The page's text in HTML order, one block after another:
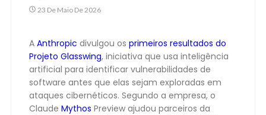
23 De Maio De 2026
A Anthropic divulgou os primeiros resultados do
Projeto Glasswing, iniciativa que usa inteligência
artificial para identificar vulnerabilidades de
software antes que elas sejam exploradas em
ataques cibernéticos. Segundo a empresa, o
Claude Mythos Preview ajudou parceiros da